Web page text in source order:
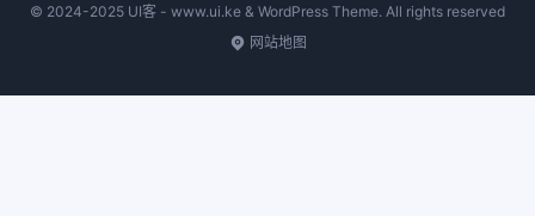
© 2024-2025 UI客 - www.ui.ke & WordPress Theme. All rights reserved
网站地图